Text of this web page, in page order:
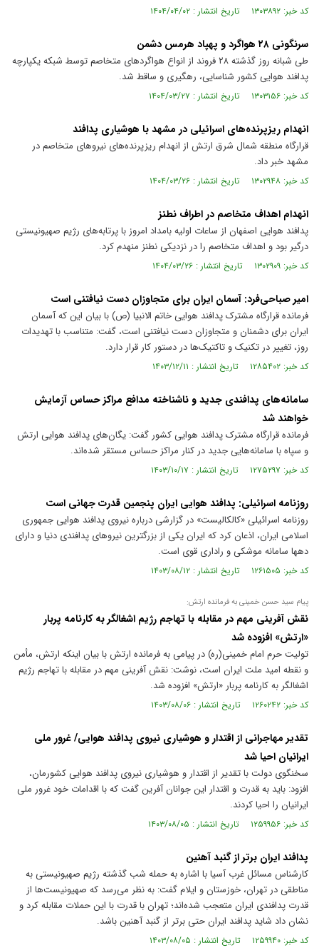
کد خبر: ۱۳۰۳۸۹۲ تاریخ انتشار : ۱۴۰۴/۰۴/۰۲
سرنگونی ۲۸ هواگرد و پهپاد هرمس دشمن
طی شبانه روز گذشته ۲۸ فروند از انواع هواگرد‌های متخاصم توسط شبکه یکپارچه
پدافند هوایی کشور شناسایی، رهگیری و ساقط شد.
کد خبر: ۱۳۰۳۱۵۶ تاریخ انتشار : ۱۴۰۴/۰۳/۲۷
انهدام ریزپرنده‌های اسرائیلی در مشهد با هوشیاری پدافند
‌قرارگاه منطقه شمال شرق ارتش از انهدام ریزپرنده‌های نیروهای متخاصم در
مشهد خبر داد.
کد خبر: ۱۳۰۲۹۴۸ تاریخ انتشار : ۱۴۰۴/۰۳/۲۶
انهدام اهداف متخاصم در اطراف نطنز
پدافند هوایی اصفهان از ساعات اولیه بامداد امروز با پرتابه‌های رژیم صهیونیستی
درگیر بود و اهداف متخاصم را در نزدیکی نطنز منهدم کرد.
کد خبر: ۱۳۰۲۹۰۹ تاریخ انتشار : ۱۴۰۴/۰۳/۲۶
امیر صباحی‌فرد: آسمان ایران برای متجاوزان دست نیافتنی است
فرمانده قرارگاه مشترک پدافند هوایی خاتم الانبیا (ص) با بیان این که آسمان
ایران برای دشمنان و متجاوزان دست نیافتنی است، گفت: متناسب با تهدیدات
روز، تغییر در تکنیک و تاکتیک‌ها در دستور کار قرار دارد.
کد خبر: ۱۲۸۵۴۰۲ تاریخ انتشار : ۱۴۰۳/۱۲/۱۱
سامانه‌های پدافندی جدید و ناشناخته مدافع مراکز حساس آزمایش
خواهند شد
فرمانده قرارگاه مشترک پدافند هوایی کشور گفت: یگان‌های پدافند هوایی ارتش
و سپاه با سامانه‌هایی جدید در کنار مراکز حساس مستقر شده‌اند.
کد خبر: ۱۲۷۵۲۹۷ تاریخ انتشار : ۱۴۰۳/۱۰/۱۷
روزنامه اسرائیلی: پدافند هوایی ایران پنجمین قدرت جهانی است
روزنامه اسرائیلی «کالکالیست» در گزارشی درباره نیروی پدافند هوایی جمهوری
اسلامی ایران، اذعان کرد که ایران یکی از بزرگترین نیروهای پدافندی دنیا و دارای
دهها سامانه موشکی و راداری قوی است.
کد خبر: ۱۲۶۱۵۰۵ تاریخ انتشار : ۱۴۰۳/۰۸/۱۲
پیام سید حسن خمینی به فرمانده ارتش:
نقش آفرینی مهم در مقابله با تهاجم رژیم اشغالگر به کارنامه پربار
«ارتش» افزوده شد
تولیت حرم امام خمینی‌(ره) در پیامی به فرمانده ارتش با بیان اینکه ارتش، مأمن
و نقطه امید ملت ایران است، نوشت: نقش آفرینی مهم در مقابله با تهاجم رژیم
اشغالگر به کارنامه پربار «ارتش» افزوده شد.
کد خبر: ۱۲۶۰۲۴۲ تاریخ انتشار : ۱۴۰۳/۰۸/۰۶
تقدیر مهاجرانی از اقتدار و هوشیاری نیروی پدافند هوایی/ غرور ملی
ایرانیان احیا شد
سخنگوی دولت با تقدیر از اقتدار و هوشیاری نیروی پدافند هوایی کشورمان،
افزود: باید به قدرت و اقتدار این جوانان آفرین گفت که با اقدامات خود غرور ملی
ایرانیان را احیا کردند.
کد خبر: ۱۲۵۹۹۵۶ تاریخ انتشار : ۱۴۰۳/۰۸/۰۵
پدافند ایران برتر از گنبد آهنین
کارشناس مسائل غرب آسیا با اشاره به حمله شب گذشته رژیم صهیونیستی به
مناطقی در تهران، خوزستان و ایلام گفت: به نظر می‌رسد که صهیونیست‌ها از
قدرت پدافندی ایران متعجب شده‌اند؛ تهران با قدرت با این حملات مقابله کرد و
نشان داد شاید پدافند ایران حتی برتر از گنبد آهنین باشد.
کد خبر: ۱۲۵۹۹۴۰ تاریخ انتشار : ۱۴۰۳/۰۸/۰۵